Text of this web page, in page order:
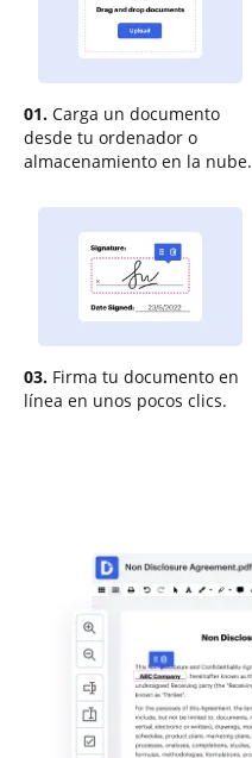
01. Carga un documento
desde tu ordenador o
almacenamiento en la nube.
03. Firma tu documento en
línea en unos pocos clics.